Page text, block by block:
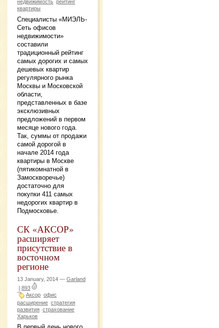
недвижимость рейтинг
квартиры
Специалисты «МИЭЛЬ-
Cеть офисов
недвижимости»
составили
традиционный рейтинг
самых дорогих и самых
дешевых квартир
регулярного рынка
Москвы и Московской
области,
представленных в базе
эксклюзивных
предложений в первом
месяце нового года.
Так, суммы от продажи
самой дорогой в
начале 2014 года
квартиры в Москве
(пятикомнатной в
Замоскворечье)
достаточно для
покупки 411 самых
недорогих квартир в
Подмосковье.
СК «АКСОР»
расширяет
присутствие в
восточном
регионе
13 January, 2014 — Garland
| 893
Аксор офис
расширение стратегия
развития страхование
Харьков